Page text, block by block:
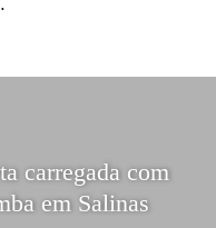
carregada com
em Salinas